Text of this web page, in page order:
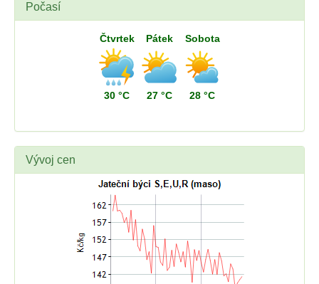
Počasí
Čtvrtek
30 °C
Pátek
27 °C
Sobota
28 °C
Vývoj cen